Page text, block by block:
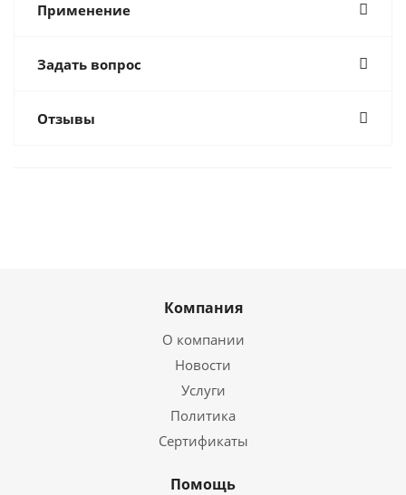
Применение
Задать вопрос
Отзывы
Компания
О компании
Новости
Услуги
Политика
Сертификаты
Помощь